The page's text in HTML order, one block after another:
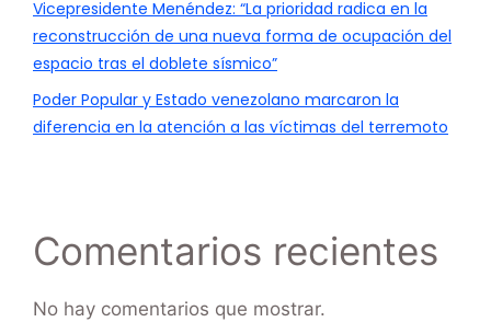
Vicepresidente Menéndez: “La prioridad radica en la
reconstrucción de una nueva forma de ocupación del
espacio tras el doblete sísmico”
Poder Popular y Estado venezolano marcaron la
diferencia en la atención a las víctimas del terremoto
Comentarios recientes
No hay comentarios que mostrar.